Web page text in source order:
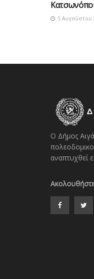
5 Αυγούστου
Ο Δήμος
αναπτυχθεί